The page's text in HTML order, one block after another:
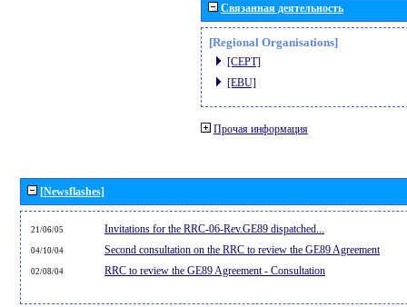
Связанная деятельность
[Regional Organisations]
[CEPT]
[EBU]
Прочая информация
[Newsflashes]
21/06/05 Invitations for the RRC-06-Rev.GE89 dispatched...
04/10/04 Second consultation on the RRC to review the GE89 Agreement
02/08/04 RRC to review the GE89 Agreement - Consultation